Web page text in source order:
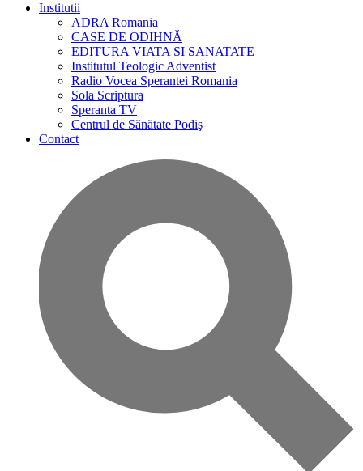
Institutii
ADRA Romania
CASE DE ODIHNĂ
EDITURA VIATA SI SANATATE
Institutul Teologic Adventist
Radio Vocea Sperantei Romania
Sola Scriptura
Speranta TV
Centrul de Sănătate Podiş
Contact